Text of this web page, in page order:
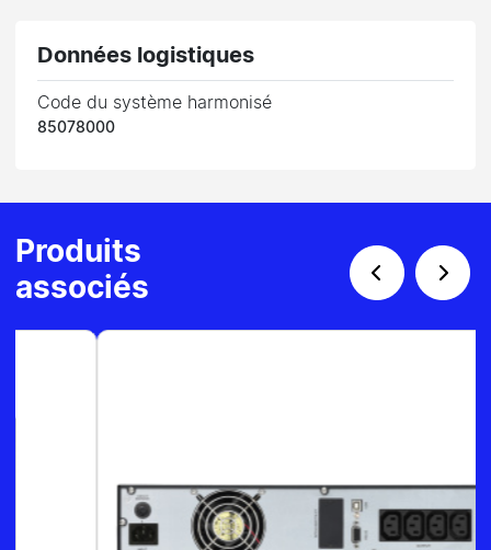
Données logistiques
Code du système harmonisé
85078000
Produits
associés